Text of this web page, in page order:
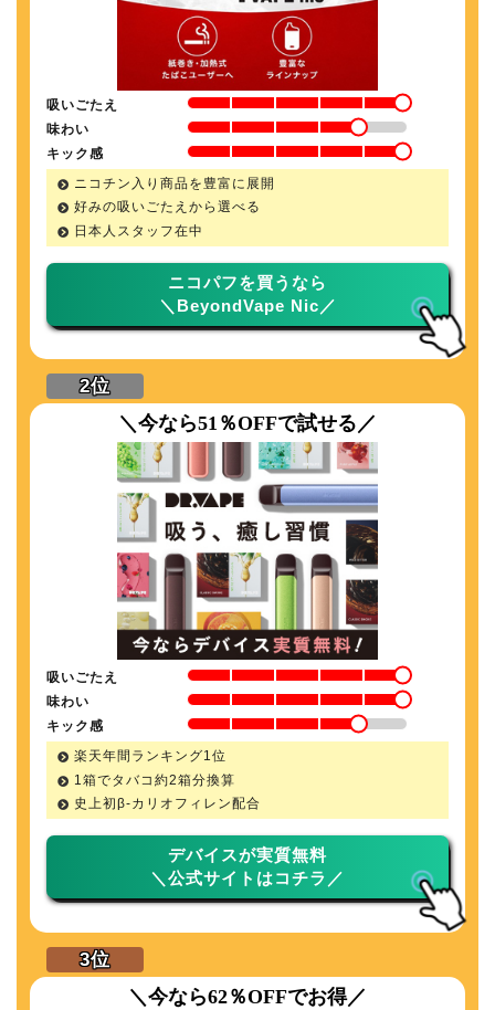
吸いごたえ
味わい
キック感
ニコチン入り商品を豊富に展開
好みの吸いごたえから選べる
日本人スタッフ在中
ニコパフを買うなら
＼BeyondVape Nic／
＼今なら51％OFFで試せる／
吸いごたえ
味わい
キック感
楽天年間ランキング1位
1箱でタバコ約2箱分換算
史上初β-カリオフィレン配合
デバイスが実質無料
＼公式サイトはコチラ／
＼今なら62％OFFでお得／